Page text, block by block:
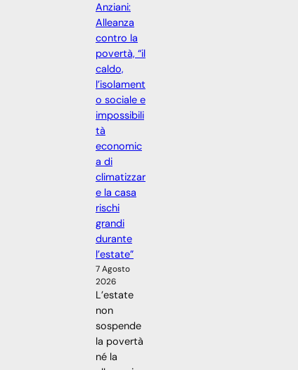
Anziani:
Alleanza
contro la
povertà, “il
caldo,
l’isolament
o sociale e
impossibili
tà
economic
a di
climatizzar
e la casa
rischi
grandi
durante
l’estate”
7 Agosto
2026
L’estate
non
sospende
la povertà
né la